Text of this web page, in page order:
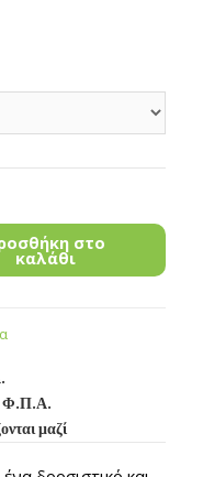
στο
καλάθι
Φ.Π.Α.
μαζί